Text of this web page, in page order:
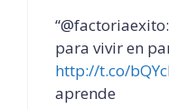
para vivir en
http://t.co/
aprende